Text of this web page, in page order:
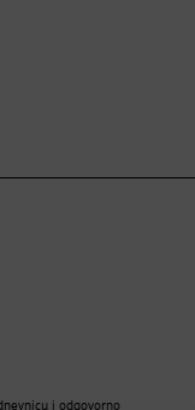
i odgovorno